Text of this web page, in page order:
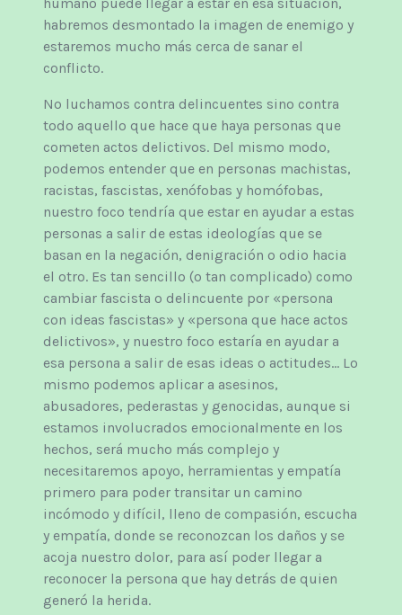
humano puede llegar a estar en esa situación,
habremos desmontado la imagen de enemigo y
estaremos mucho más cerca de sanar el
conflicto.
No luchamos contra delincuentes sino contra
todo aquello que hace que haya personas que
cometen actos delictivos. Del mismo modo,
podemos entender que en personas machistas,
racistas, fascistas, xenófobas y homófobas,
nuestro foco tendría que estar en ayudar a estas
personas a salir de estas ideologías que se
basan en la negación, denigración o odio hacia
el otro. Es tan sencillo (o tan complicado) como
cambiar fascista o delincuente por «persona
con ideas fascistas» y «persona que hace actos
delictivos», y nuestro foco estaría en ayudar a
esa persona a salir de esas ideas o actitudes... Lo
mismo podemos aplicar a asesinos,
abusadores, pederastas y genocidas, aunque si
estamos involucrados emocionalmente en los
hechos, será mucho más complejo y
necesitaremos apoyo, herramientas y empatía
primero para poder transitar un camino
incómodo y difícil, lleno de compasión, escucha
y empatía, donde se reconozcan los daños y se
acoja nuestro dolor, para así poder llegar a
reconocer la persona que hay detrás de quien
generó la herida.